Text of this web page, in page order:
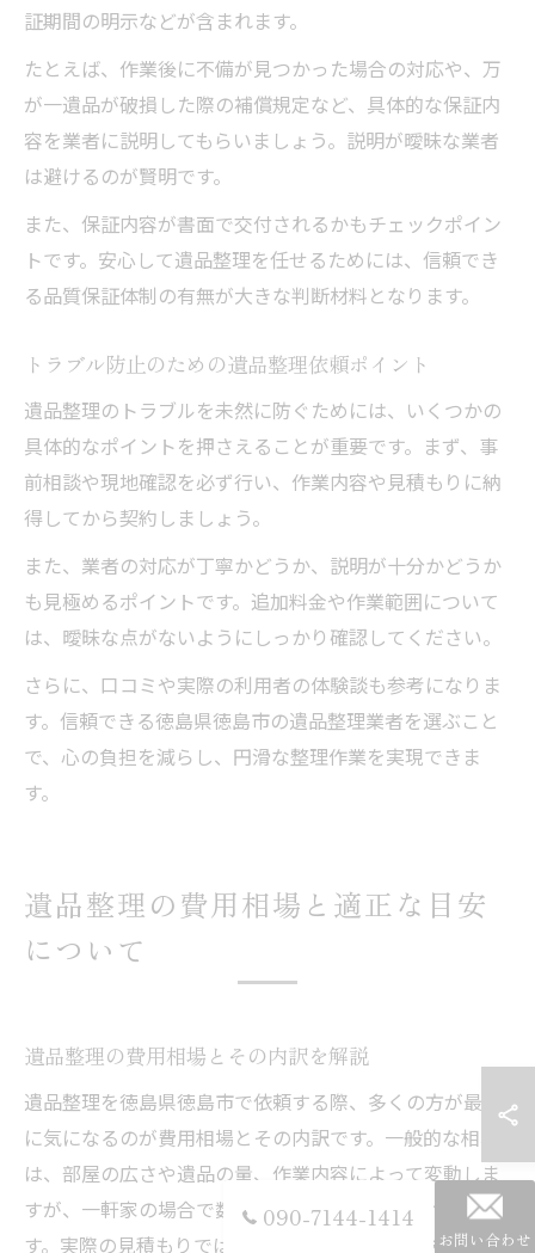
証期間の明示などが含まれます。
たとえば、作業後に不備が見つかった場合の対応や、万
が一遺品が破損した際の補償規定など、具体的な保証内
容を業者に説明してもらいましょう。説明が曖昧な業者
は避けるのが賢明です。
また、保証内容が書面で交付されるかもチェックポイン
トです。安心して遺品整理を任せるためには、信頼でき
る品質保証体制の有無が大きな判断材料となります。
トラブル防止のための遺品整理依頼ポイント
遺品整理のトラブルを未然に防ぐためには、いくつかの
具体的なポイントを押さえることが重要です。まず、事
前相談や現地確認を必ず行い、作業内容や見積もりに納
得してから契約しましょう。
また、業者の対応が丁寧かどうか、説明が十分かどうか
も見極めるポイントです。追加料金や作業範囲について
は、曖昧な点がないようにしっかり確認してください。
さらに、口コミや実際の利用者の体験談も参考になりま
す。信頼できる徳島県徳島市の遺品整理業者を選ぶこと
で、心の負担を減らし、円滑な整理作業を実現できま
す。
遺品整理の費用相場と適正な目安
について
遺品整理の費用相場とその内訳を解説
遺品整理を徳島県徳島市で依頼する際、多くの方が最初
に気になるのが費用相場とその内訳です。一般的な相場
は、部屋の広さや遺品の量、作業内容によって変動しま
すが、一軒家の場合で数十万円程度が目安とされていま
す。実際の見積もりでは、基本料金に加え、特殊清掃や
090-7144-1414
お問い合わせ